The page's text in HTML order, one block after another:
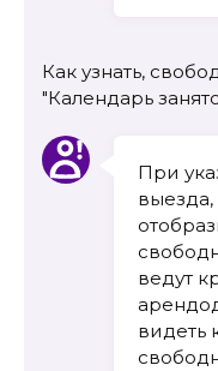
Как узнать,
"Календарь
При
выезда,
ведут
видеть